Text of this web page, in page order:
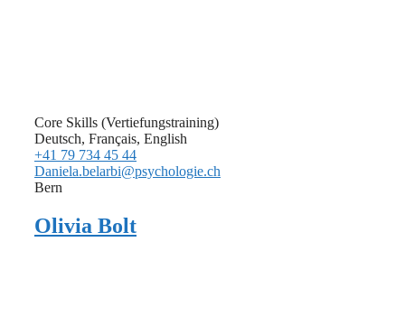
Core Skills (Vertiefungstraining)
Deutsch, Français, English
+41 79 734 45 44
Daniela.belarbi@psychologie.ch
Bern
Olivia Bolt